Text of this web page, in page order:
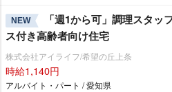
NEW
「週1から可」調理スタ
ス付き高齢者向け住宅
株式会社アイライフ/希望の丘上条
時給1,140円
アルバイト・パート / 愛知県